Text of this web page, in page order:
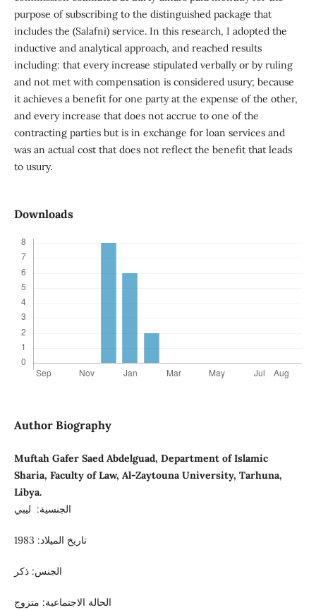
purpose of subscribing to the distinguished package that
includes the (Salafni) service. In this research, I adopted the
inductive and analytical approach, and reached results
including: that every increase stipulated verbally or by ruling
and not met with compensation is considered usury; because
it achieves a benefit for one party at the expense of the other,
and every increase that does not accrue to one of the
contracting parties but is in exchange for loan services and
was an actual cost that does not reflect the benefit that leads
to usury.
Downloads
Author Biography
Muftah Gafer Saed Abdelguad, Department of Islamic
Sharia, Faculty of Law, Al-Zaytouna University, Tarhuna,
Libya.
الجنسية: ليبي
تاريخ الميلاد: 1983
الجنس: ذكر
الحالة الاجتماعية: متزوج